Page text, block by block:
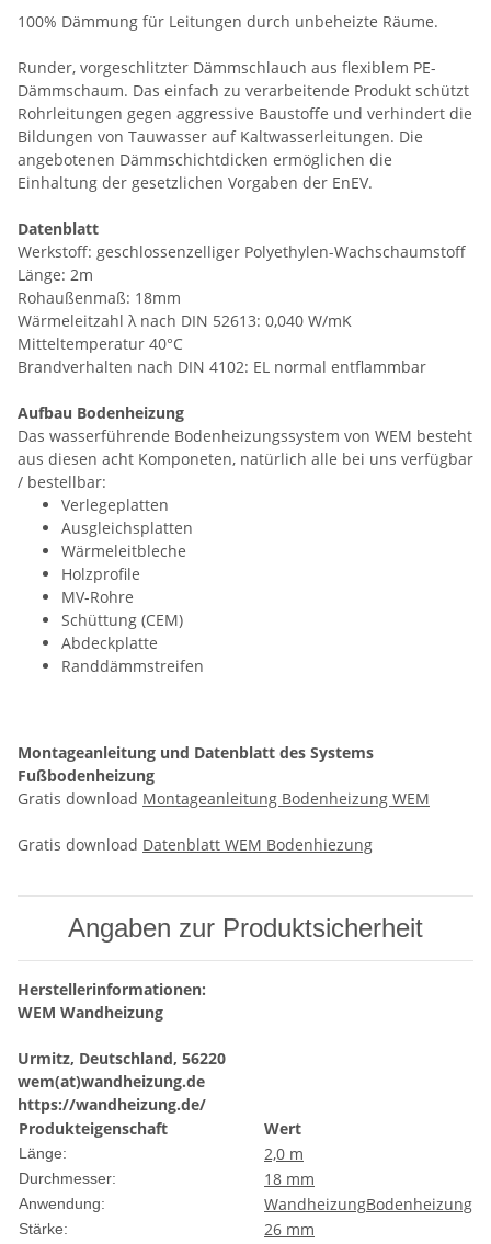
100% Dämmung für Leitungen durch unbeheizte Räume.
Runder, vorgeschlitzter Dämmschlauch aus flexiblem PE-
Dämmschaum. Das einfach zu verarbeitende Produkt schützt
Rohrleitungen gegen aggressive Baustoffe und verhindert die
Bildungen von Tauwasser auf Kaltwasserleitungen. Die
angebotenen Dämmschichtdicken ermöglichen die
Einhaltung der gesetzlichen Vorgaben der EnEV.
Datenblatt
Werkstoff: geschlossenzelliger Polyethylen-Wachschaumstoff
Länge: 2m
Rohaußenmaß: 18mm
Wärmeleitzahl λ nach DIN 52613: 0,040 W/mK
Mitteltemperatur 40°C
Brandverhalten nach DIN 4102: EL normal entflammbar
Aufbau Bodenheizung
Das wasserführende Bodenheizungssystem von WEM besteht
aus diesen acht Komponeten, natürlich alle bei uns verfügbar
/ bestellbar:
Verlegeplatten
Ausgleichsplatten
Wärmeleitbleche
Holzprofile
MV-Rohre
Schüttung (CEM)
Abdeckplatte
Randdämmstreifen
Montageanleitung und Datenblatt des Systems
Fußbodenheizung
Gratis download Montageanleitung Bodenheizung WEM
Gratis download Datenblatt WEM Bodenhiezung
Angaben zur Produktsicherheit
Herstellerinformationen:
WEM Wandheizung
Urmitz, Deutschland, 56220
wem(at)wandheizung.de
https://wandheizung.de/
Produkteigenschaft
Wert
Länge: 2,0 m
Durchmesser: 18 mm
Anwendung: WandheizungBodenheizung
Stärke: 26 mm